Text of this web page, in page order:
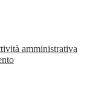
amministrativa